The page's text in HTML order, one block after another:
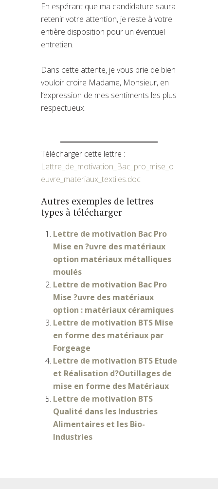
En espérant que ma candidature saura
retenir votre attention, je reste à votre
entière disposition pour un éventuel
entretien.
Dans cette attente, je vous prie de bien
vouloir croire Madame, Monsieur, en
l’expression de mes sentiments les plus
respectueux.
Télécharger cette lettre :
Lettre_de_motivation_Bac_pro_mise_o
euvre_materiaux_textiles.doc
Autres exemples de lettres
types à télécharger
Lettre de motivation Bac Pro
Mise en ?uvre des matériaux
option matériaux métalliques
moulés
Lettre de motivation Bac Pro
Mise ?uvre des matériaux
option : matériaux céramiques
Lettre de motivation BTS Mise
en forme des matériaux par
Forgeage
Lettre de motivation BTS Etude
et Réalisation d?Outillages de
mise en forme des Matériaux
Lettre de motivation BTS
Qualité dans les Industries
Alimentaires et les Bio-
Industries